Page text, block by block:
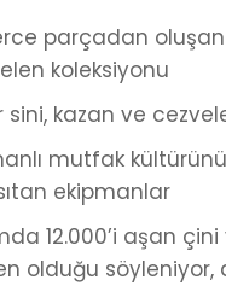
parçadan
koleksiyonu
sini, kazan ve
mutfak kültürünü
ekipmanlar
12.000’i aşan çini
olduğu söyleniyor,